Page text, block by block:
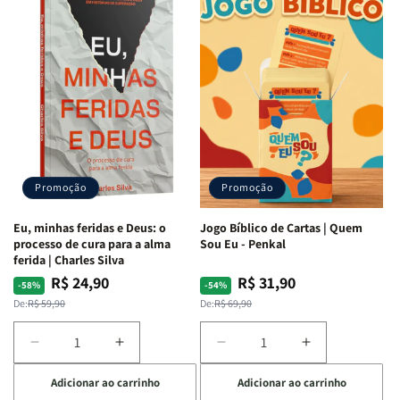
Quarto
de
Guerra
Isabelle
S.
Alves
Quarto
Guerra
Isabelle
S.
Alves
Minhas
Lutas
Internas
e
Deus
|
Identificando
Lutas
Emocionais
e
Espirituais
|
Estela
Minhas
Lutas
Internas
e
Deus
|
Identificando
as
Lutas
Emocionais
e
Espirituais
|
Promoção
Eu, minhas feridas e Deus: o
processo de cura para a alma
ferida | Charles Silva
-58%
Preço
normal
De:R$ 59,90
Preço
promocional
R$ 24,90
Diminuir
a
quantidade
Aumentar
a
quantidade
Adicionar ao carrinho
Promoção
Jogo Bíblico de Cartas | Quem
Sou Eu - Penkal
-54%
Preço
normal
De:R$ 69,90
Preço
promocional
R$ 31,90
Diminuir
a
quantidade
Aumentar
a
quantidade
Adicionar ao carrinho